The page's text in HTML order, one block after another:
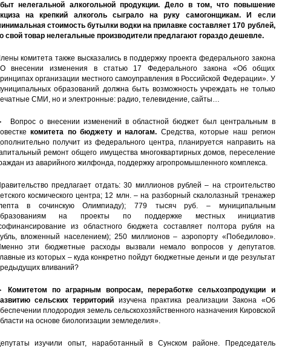
нелегальной алкогольной продукции. Дело в том, что повышение
на крепкий алкоголь сыграло на руку самогонщикам. И если
стоимость бутылки водки на прилавке составляет 170 рублей,
свой товар нелегальные производители предлагают гораздо дешевле.
комитета также высказались в поддержку проекта федерального закона
внесении изменения в статью 17 Федерального закона «Об общих
организации местного самоуправления в Российской Федерации». У
образований должна быть возможность учреждать не только
СМИ, но и электронные: радио, телевидение, сайты…
Вопрос о внесении изменений в областной бюджет был центральным в
комитета по бюджету и налогам. Средства, которые наш регион
получит из федерального центра, планируется направить на
ремонт общего имущества многоквартирных домов, переселение
из аварийного жилфонда, поддержку агропромышленного комплекса.
предлагает отдать: 30 миллионов рублей – на строительство
космического центра; 12 млн. – на разборный скалолазный тренажер
в сочинскую Олимпиаду); 779 тысяч руб. – муниципальным
на проекты по поддержке местных инициатив
из областного бюджета составляет полтора рубля на
вложенный населением); 250 миллионов – аэропорту «Победилово».
эти бюджетные расходы вызвали немало вопросов у депутатов.
из которых – куда конкретно пойдут бюджетные деньги и где результат
вливаний?
Комитетом по аграрным вопросам, переработке сельхозпродукции и
сельских территорий изучена практика реализации Закона «Об
плодородия земель сельскохозяйственного назначения Кировской
на основе биологизации земледелия».
изучили опыт, наработанный в Сунском районе. Председатель